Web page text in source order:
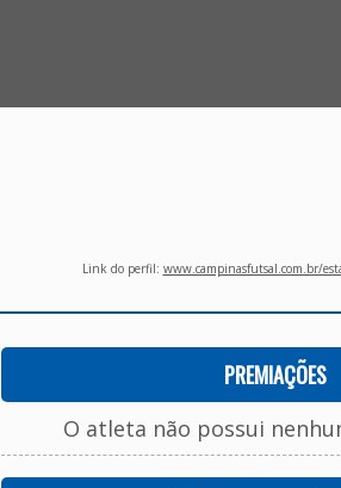
Link do perfil: www.campinasfutsal.com.br/
PREMIAÇÕES
O atleta não possui